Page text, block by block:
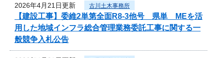
2026年4月21日更新 古川土木事務所
【建設工事】委維2単第全面R8-3他号 県単 MEを活
用した地域インフラ総合管理業務委託工事に関する一
般競争入札公告